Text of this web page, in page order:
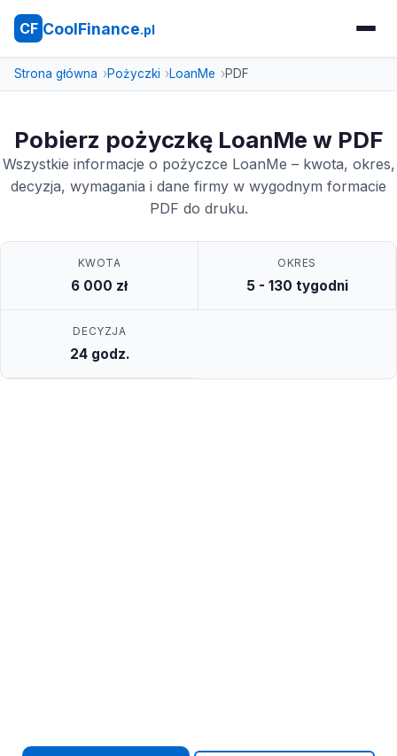
CF CoolFinance.pl
Strona główna Pożyczki LoanMe PDF
Pobierz pożyczkę LoanMe w PDF
Wszystkie informacje o pożyczce LoanMe – kwota, okres,
decyzja, wymagania i dane firmy w wygodnym formacie
PDF do druku.
KWOTA
6 000 zł
OKRES
5 - 130 tygodni
DECYZJA
24 godz.